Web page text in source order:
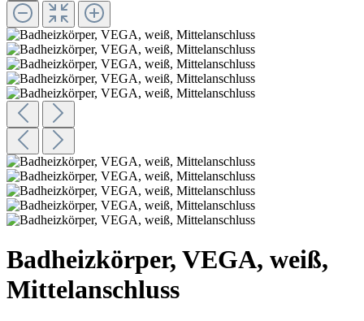
Badheizkörper, VEGA, weiß,
Mittelanschluss